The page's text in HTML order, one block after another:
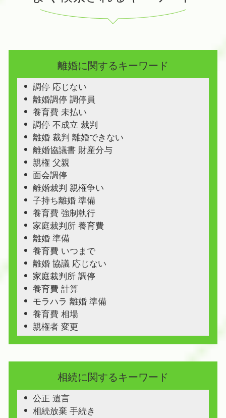
離婚に関するキーワード
調停 応じない
離婚調停 調停員
養育費 未払い
調停 不成立 裁判
離婚 裁判 離婚できない
離婚協議書 財産分与
親権 父親
面会調停
離婚裁判 親権争い
子持ち離婚 準備
養育費 強制執行
家庭裁判所 養育費
離婚 準備
養育費 いつまで
離婚 協議 応じない
家庭裁判所 調停
養育費 計算
モラハラ 離婚 準備
養育費 相場
親権者 変更
相続に関するキーワード
公正 遺言
相続放棄 手続き